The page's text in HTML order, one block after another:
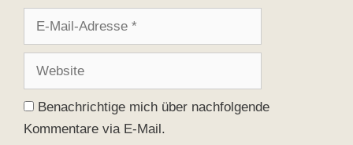
Adresse
Benachrichtige mich über nachfolgende
Kommentare via E-Mail.